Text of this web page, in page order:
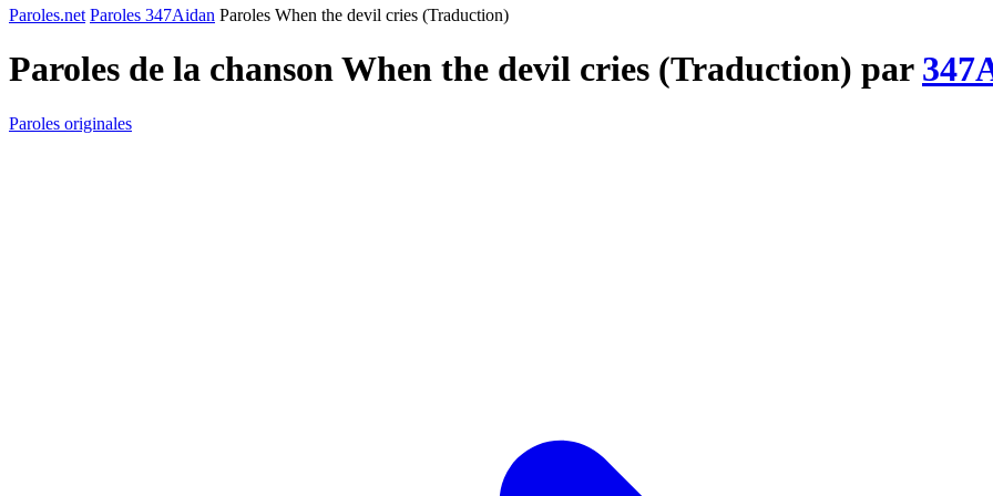
Paroles.net Paroles 347Aidan Paroles When the devil cries (Traduction)
Paroles de la chanson When the devil cries (Traduction) par
Paroles originales